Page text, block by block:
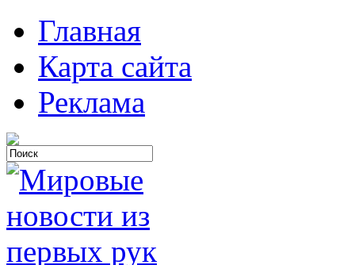
Главная
Карта сайта
Реклама